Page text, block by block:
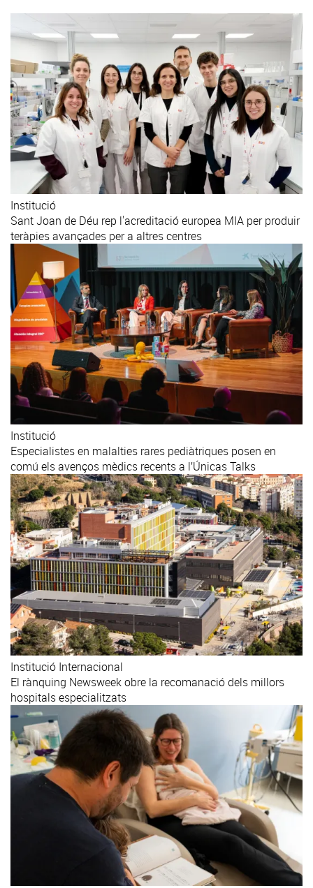
Institució
Sant Joan de Déu rep l'acreditació europea MIA per produir
teràpies avançades per a altres centres
Institució
Especialistes en malalties rares pediàtriques posen en
comú els avenços mèdics recents a l’Únicas Talks
Institució Internacional
El rànquing Newsweek obre la recomanació dels millors
hospitals especialitzats